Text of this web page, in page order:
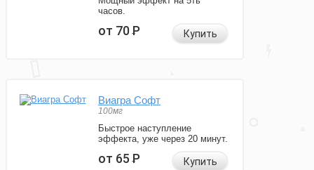
часов.
от 70Р Купить
Виагра Софт
100мг
Быстрое наступление
эффекта, уже через 20 минут.
от 65Р Купить